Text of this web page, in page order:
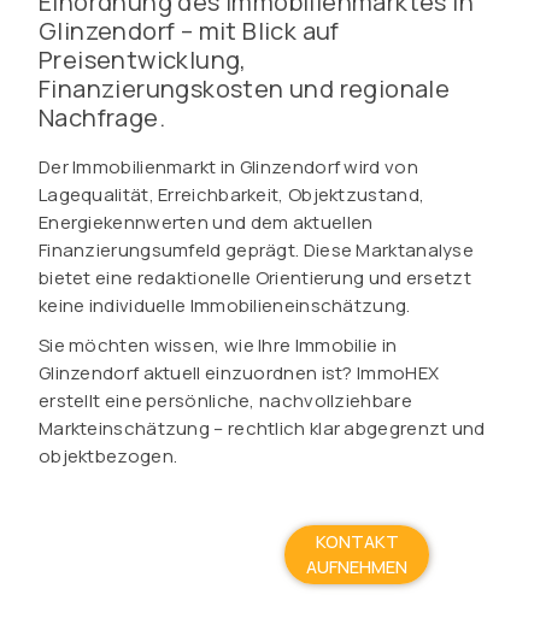
Glinzendorf – mit Blick auf
Preisentwicklung,
Finanzierungskosten und regionale
Nachfrage.
Der Immobilienmarkt in Glinzendorf wird von
Lagequalität, Erreichbarkeit, Objektzustand,
Energiekennwerten und dem aktuellen
Finanzierungsumfeld geprägt. Diese Marktanalyse
bietet eine redaktionelle Orientierung und ersetzt
keine individuelle Immobilieneinschätzung.
Sie möchten wissen, wie Ihre Immobilie in
Glinzendorf aktuell einzuordnen ist? ImmoHEX
erstellt eine persönliche, nachvollziehbare
Markteinschätzung – rechtlich klar abgegrenzt und
objektbezogen.
KONTAKT
AUFNEHMEN